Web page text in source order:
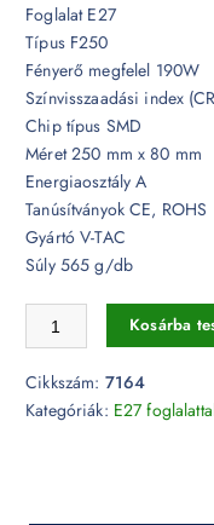
Foglalat E27
Típus F250
Fényerő megfelel 190W
Színvisszaadási index
Chip típus SMD
Méret 250 mm x 80 mm
Energiaosztály A
Tanúsítványok CE, ROHS
Gyártó V-TAC
Súly 565 g/db
36W LED fényforrás
Kosárba
Cikkszám: 7164
Kategóriák: E27